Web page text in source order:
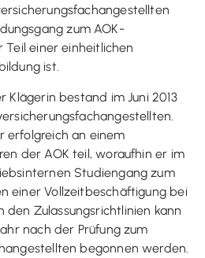
zum AOK-
einer einheitlichen
ist.
Klägerin bestand im Juni 2013
erfolgreich an einem
der AOK teil, woraufhin er im
Studiengang zum
einer Vollzeitbeschäftigung bei
den Zulassungsrichtlinien kann
nach der Prüfung zum
begonnen werden.